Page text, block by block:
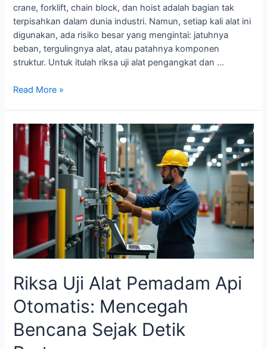
crane, forklift, chain block, dan hoist adalah bagian tak
terpisahkan dalam dunia industri. Namun, setiap kali alat ini
digunakan, ada risiko besar yang mengintai: jatuhnya
beban, tergulingnya alat, atau patahnya komponen
struktur. Untuk itulah riksa uji alat pengangkat dan …
Read More »
Riksa Uji Alat Pemadam Api
Otomatis: Mencegah
Bencana Sejak Detik
Riksa
Uji
Alat
Pemadam
Api
Otomatis:
Mencegah
Bencana
Detik